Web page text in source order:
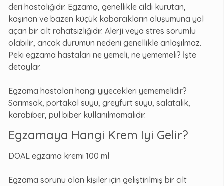
deri hastalığıdır. Egzama, genellikle cildi kurutan,
kaşınan ve bazen küçük kabarcıkların oluşumuna yol
açan bir cilt rahatsızlığıdır. Alerji veya stres sorumlu
olabilir, ancak durumun nedeni genellikle anlaşılmaz.
Peki egzama hastaları ne yemeli, ne yememeli? İşte
detaylar.
Egzama hastaları hangi yiyecekleri yememelidir?
Sarımsak, portakal suyu, greyfurt suyu, salatalık,
karabiber, pul biber kullanılmamalıdır.
Egzamaya Hangi Krem Iyi Gelir?
DOAL egzama kremi 100 ml
Egzama sorunu olan kişiler için geliştirilmiş bir cilt